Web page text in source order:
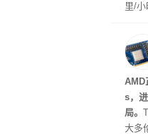
里/
AMD
s，
局。
大多